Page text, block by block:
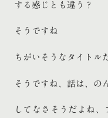
する感じとも違う？
そうですね
ちがいそうなタイトル
そうですね、話は、の
してなさそうだよね